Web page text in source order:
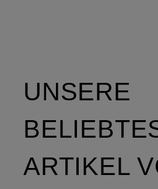
UNSERE
ARTIKEL